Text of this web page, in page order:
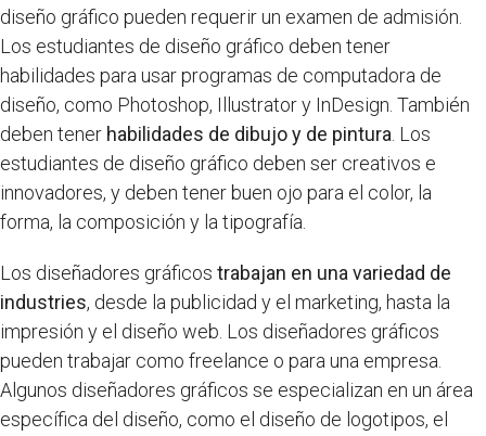
diseño gráfico pueden requerir un examen de admisión.
Los estudiantes de diseño gráfico deben tener
habilidades para usar programas de computadora de
diseño, como Photoshop, Illustrator y InDesign. También
deben tener habilidades de dibujo y de pintura . Los
estudiantes de diseño gráfico deben ser creativos e
innovadores, y deben tener buen ojo para el color, la
forma, la composición y la tipografía.
Los diseñadores gráficos trabajan en una variedad de
industries, desde la publicidad y el marketing, hasta la
impresión y el diseño web. Los diseñadores gráficos
pueden trabajar como freelance o para una empresa.
Algunos diseñadores gráficos se especializan en un área
específica del diseño, como el diseño de logotipos, el